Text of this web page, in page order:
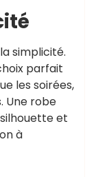
simplicité.
parfait
les soirées,
Une robe
et
à